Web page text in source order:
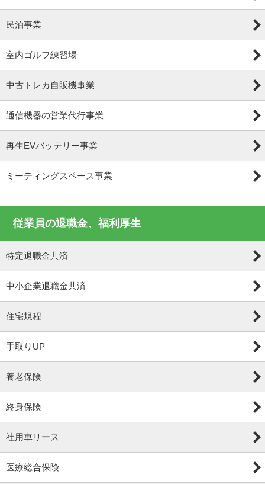
民泊事業
室内ゴルフ練習場
中古トレカ自販機事業
通信機器の営業代行事業
再生EVバッテリー事業
ミーティングスペース事業
従業員の退職金、福利厚生
特定退職金共済
中小企業退職金共済
住宅規程
手取りUP
養老保険
終身保険
社用車リース
医療総合保険